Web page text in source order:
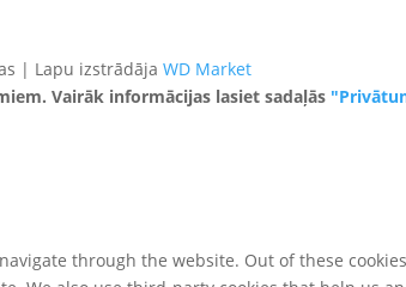
| Lapu izstrādājaWD Market
Vairāk informācijas lasiet sadaļās
through the website. Out of these